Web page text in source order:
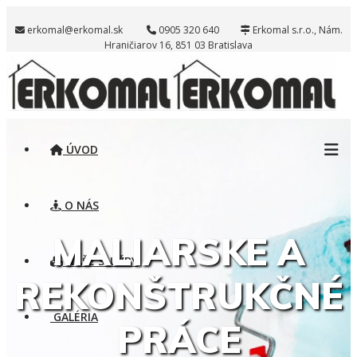
erkomal@erkomal.sk 0905 320 640
Erkomal s.r.o.​, Nám.
Hraničiarov 16, 851 03 Bratislava
ÚVOD
O NÁS
NAŠE SLUŽBY
GALÉRIA
MALIARSKE A
REKONŠTRUKČNÉ
PRÁCE